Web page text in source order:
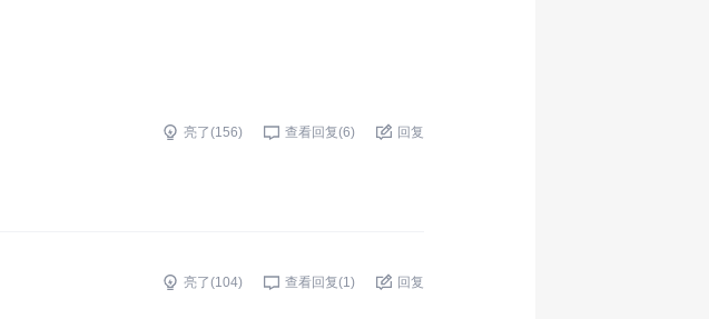
亮了(156) 查看回复(6) 回复
亮了(104) 查看回复(1) 回复